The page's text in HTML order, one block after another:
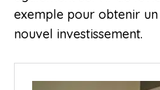
exemple pour obtenir
nouvel investissement.